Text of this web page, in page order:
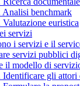
Analisi benchmark
Valutazione euristica
servizi
i servizi e il
servizi pubblici
il modello di
Identificare gli